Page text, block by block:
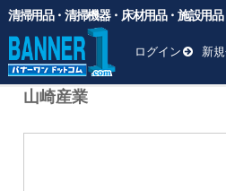
清掃用品・清掃機器・床材用品・施設用
ログイン 新
バナーワンドットコム>商品 >清掃
ライワイパー40 WI674-040J-MB
JPドライワイパー40
山崎産業